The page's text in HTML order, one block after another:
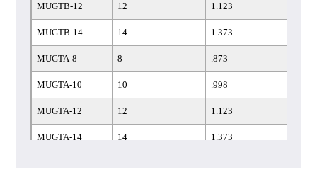
MUGTB-12 12 1.123
MUGTB-14 14 1.373
MUGTA-8 8 .873
MUGTA-10 10 .998
MUGTA-12 12 1.123
MUGTA-14 14 1.373